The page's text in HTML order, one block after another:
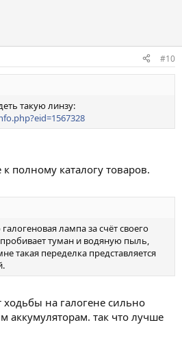
#10
такую линзу:
полному каталогу товаров.
лампа за счёт своего
туман и водяную пыль,
такая переделка представляется
на галогене сильно
аккумуляторам. так что лучше